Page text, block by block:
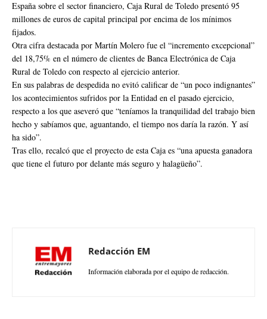
España sobre el sector financiero, Caja Rural de Toledo presentó 95
millones de euros de capital principal por encima de los mínimos
fijados.
Otra cifra destacada por Martín Molero fue el “incremento excepcional”
del 18,75% en el número de clientes de Banca Electrónica de Caja
Rural de Toledo con respecto al ejercicio anterior.
En sus palabras de despedida no evitó calificar de “un poco indignantes”
los acontecimientos sufridos por la Entidad en el pasado ejercicio,
respecto a los que aseveró que “teníamos la tranquilidad del trabajo bien
hecho y sabíamos que, aguantando, el tiempo nos daría la razón. Y así
ha sido”.
Tras ello, recalcó que el proyecto de esta Caja es “una apuesta ganadora
que tiene el futuro por delante más seguro y halagüeño”.
Redacción EM
Información elaborada por el equipo de redacción.